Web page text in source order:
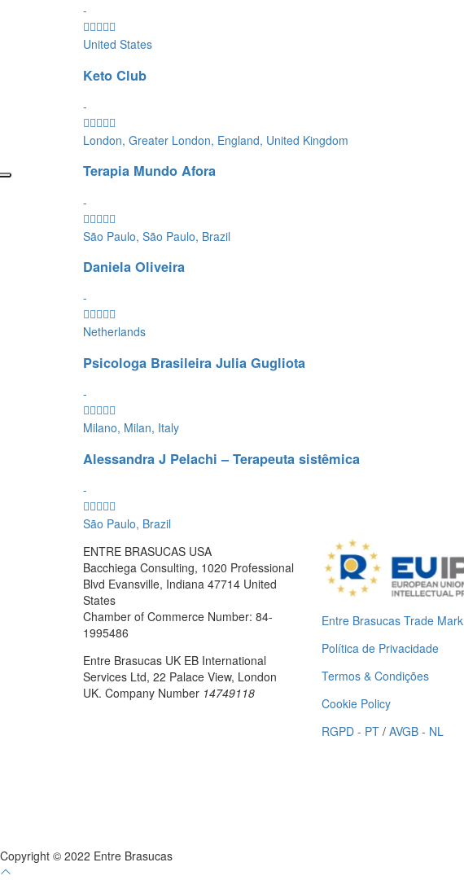
-
United States
Keto Club
-
London, Greater London, England, United Kingdom
Terapia Mundo Afora
-
São Paulo, São Paulo, Brazil
Daniela Oliveira
-
Netherlands
Psicologa Brasileira Julia Gugliota
-
Milano, Milan, Italy
Alessandra J Pelachi – Terapeuta sistêmica
-
São Paulo, Brazil
ENTRE BRASUCAS USA
Bacchiega Consulting, 1020 Professional
Blvd Evansville, Indiana 47714 United
States
Chamber of Commerce Number: 84-
1995486
Entre Brasucas UK EB International
Services Ltd, 22 Palace View, London
UK. Company Number 14749118
Entre Brasucas Trade Mark
Política de Privacidade
Termos & Condições
Cookie Policy
RGPD - PT/ AVGB - NL
Copyright © 2022 Entre Brasucas